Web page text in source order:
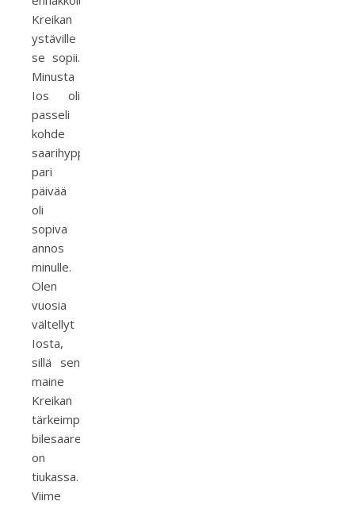
Kreikan
ystäville
se sopii.
Minusta
Ios oli
passeli
kohde
saarihyppelylle,
pari
päivää
oli
sopiva
annos
minulle.
Olen
vuosia
vältellyt
Iosta,
sillä sen
maine
Kreikan
tärkeimpänä
bilesaarena
on
tiukassa.
Viime